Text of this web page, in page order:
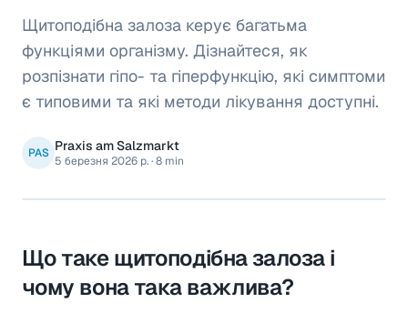
Щитоподібна залоза керує багатьма
функціями організму. Дізнайтеся, як
розпізнати гіпо- та гіперфункцію, які симптоми
є типовими та які методи лікування доступні.
PAS Praxis am Salzmarkt
5 березня 2026 р.·8 min
Що таке щитоподібна залоза і
чому вона така важлива?